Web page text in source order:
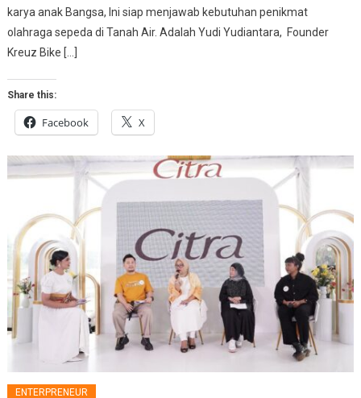
karya anak Bangsa, Ini siap menjawab kebutuhan penikmat
olahraga sepeda di Tanah Air. Adalah Yudi Yudiantara, Founder
Kreuz Bike […]
Share this:
Facebook X
ENTERPRENEUR